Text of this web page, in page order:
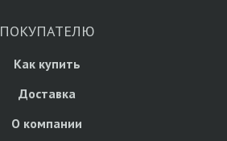
ПОКУПАТЕЛЮ
Как купить
Доставка
О компании